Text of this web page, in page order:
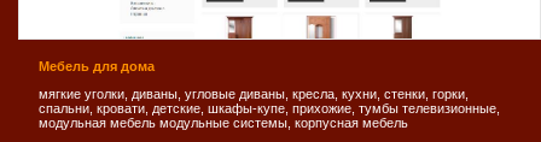
Мебель для дома
мягкие уголки, диваны, угловые диваны, кресла, кухни, стенки, горки,
спальни, кровати, детские, шкафы-купе, прихожие, тумбы телевизионные,
модульная мебель модульные системы, корпусная мебель